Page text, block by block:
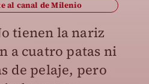
al canal de Milenio
tienen la nariz
a cuatro patas ni
de pelaje, pero